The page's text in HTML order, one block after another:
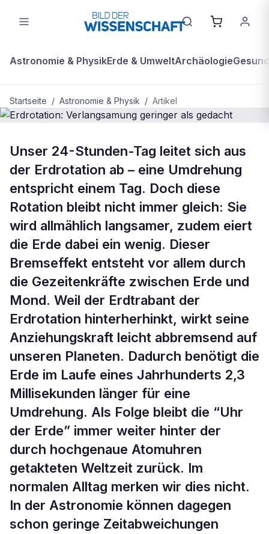
Astronomie & PhysikErde & UmweltArchäologie
Startseite / Astronomie & Physik / Artikel
Erdrotation: Verlangsamung geringer
als gedacht
Unser 24-Stunden-Tag leitet sich aus
der Erdrotation ab – eine Umdrehung
entspricht einem Tag. Doch diese
Rotation bleibt nicht immer gleich: Sie
wird allmählich langsamer, zudem eiert
die Erde dabei ein wenig. Dieser
Bremseffekt entsteht vor allem durch
die Gezeitenkräfte zwischen Erde und
Mond. Weil der Erdtrabant der
Erdrotation hinterherhinkt, wirkt seine
Anziehungskraft leicht abbremsend auf
unseren Planeten. Dadurch benötigt die
Erde im Laufe eines Jahrhunderts 2,3
Millisekunden länger für eine
Umdrehung. Als Folge bleibt die “Uhr
der Erde” immer weiter hinter der
durch hochgenaue Atomuhren
getakteten Weltzeit zurück. Im
normalen Alltag merken wir dies nicht.
In der Astronomie können dagegen
schon geringe Zeitabweichungen